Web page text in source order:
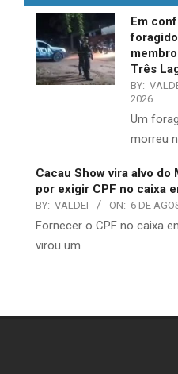
Em
Três
BY:
2026
​Um
morreu
Cacau Show vira alvo
por exigir CPF no caixa
BY: VALDEI ON: 6 DE
​Fornecer o CPF no caixa
virou um